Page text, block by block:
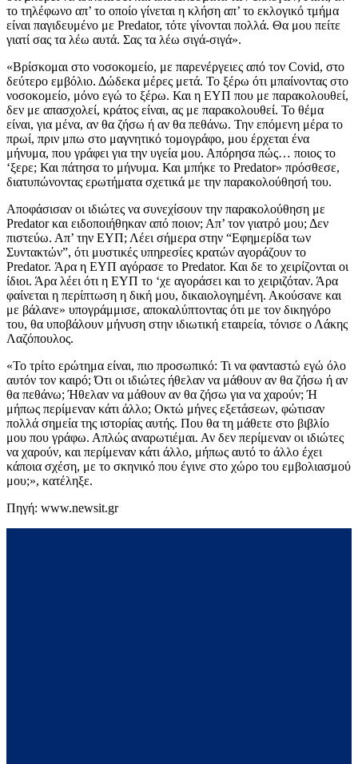
το τηλέφωνο απ’ το οποίο γίνεται η κλήση απ’ το εκλογικό τμήμα
είναι παγιδευμένο με Predator, τότε γίνονται πολλά. Θα μου πείτε
γιατί σας τα λέω αυτά. Σας τα λέω σιγά-σιγά».
«Βρίσκομαι στο νοσοκομείο, με παρενέργειες από τον Covid, στο
δεύτερο εμβόλιο. Δώδεκα μέρες μετά. Το ξέρω ότι μπαίνοντας στο
νοσοκομείο, μόνο εγώ το ξέρω. Και η ΕΥΠ που με παρακολουθεί,
δεν με απασχολεί, κράτος είναι, ας με παρακολουθεί. Το θέμα
είναι, για μένα, αν θα ζήσω ή αν θα πεθάνω. Την επόμενη μέρα το
πρωί, πριν μπω στο μαγνητικό τομογράφο, μου έρχεται ένα
μήνυμα, που γράφει για την υγεία μου. Απόρησα πώς… ποιος το
‘ξερε; Και πάτησα το μήνυμα. Και μπήκε το Predator» πρόσθεσε,
διατυπώνοντας ερωτήματα σχετικά με την παρακολούθησή του.
Αποφάσισαν οι ιδιώτες να συνεχίσουν την παρακολούθηση με
Predator και ειδοποιήθηκαν από ποιον; Απ’ τον γιατρό μου; Δεν
πιστεύω. Απ’ την ΕΥΠ; Λέει σήμερα στην “Εφημερίδα των
Συντακτών”, ότι μυστικές υπηρεσίες κρατών αγοράζουν το
Predator. Άρα η ΕΥΠ αγόρασε το Predator. Και δε το χειρίζονται οι
ίδιοι. Άρα λέει ότι η ΕΥΠ το ‘χε αγοράσει και το χειριζόταν. Άρα
φαίνεται η περίπτωση η δική μου, δικαιολογημένη. Ακούσανε και
με βάλανε» υπογράμμισε, αποκαλύπτοντας ότι με τον δικηγόρο
του, θα υποβάλουν μήνυση στην ιδιωτική εταιρεία, τόνισε ο Λάκης
Λαζόπουλος.
«Το τρίτο ερώτημα είναι, πιο προσωπικό: Τι να φανταστώ εγώ όλο
αυτόν τον καιρό; Ότι οι ιδιώτες ήθελαν να μάθουν αν θα ζήσω ή αν
θα πεθάνω; Ήθελαν να μάθουν αν θα ζήσω για να χαρούν; Ή
μήπως περίμεναν κάτι άλλο; Οκτώ μήνες εξετάσεων, φώτισαν
πολλά σημεία της ιστορίας αυτής. Που θα τη μάθετε στο βιβλίο
μου που γράφω. Απλώς αναρωτιέμαι. Αν δεν περίμεναν οι ιδιώτες
να χαρούν, και περίμεναν κάτι άλλο, μήπως αυτό το άλλο έχει
κάποια σχέση, με το σκηνικό που έγινε στο χώρο του εμβολιασμού
μου;», κατέληξε.
Πηγή: www.newsit.gr